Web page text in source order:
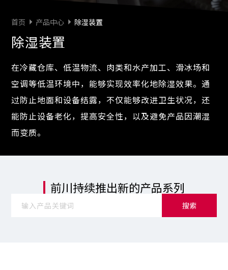
首页 产品中心 除湿装置
除湿装置
在冷藏仓库、低温物流、肉类和水产加工、滑冰场和
空调等低温环境中，能够实现效率化地除湿效果。通
过防止地面和设备结露，不仅能够改进卫生状况，还
能防止设备老化，提高安全性，以及避免产品因潮湿
而变质。
前川持续推出新的产品系列
搜索